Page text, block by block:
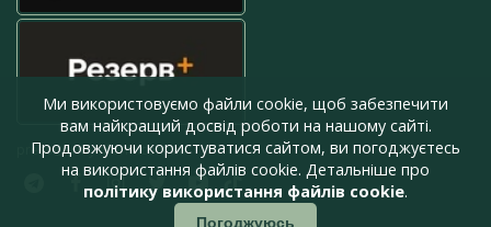
press@armyinform.com.ua
Ми використовуємо файли cookie, щоб забезпечити
вам найкращий досвід роботи на нашому сайті.
Продовжуючи користуватися сайтом, ви погоджуєтесь
на використання файлів cookie. Детальніше про
політику використання файлів cookie.
Погоджуюсь